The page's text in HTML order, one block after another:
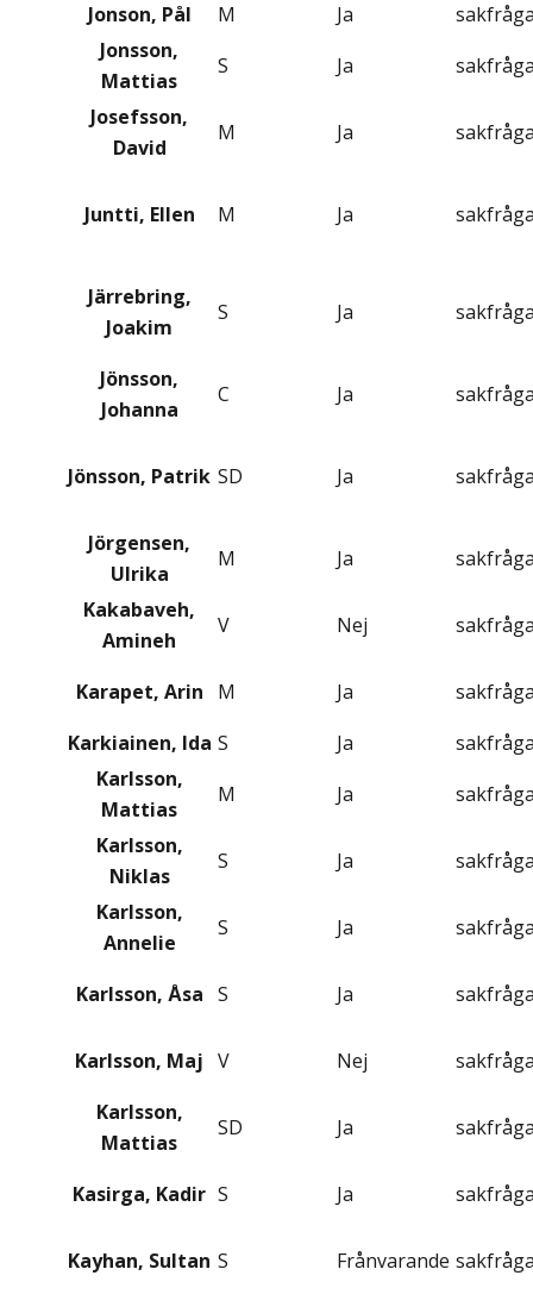
Jonson, Pål
M Ja
Jonsson,
Mattias
S Ja
Josefsson,
David
M Ja
Juntti, Ellen M Ja
Järrebring,
Joakim
S Ja
Jönsson,
Johanna
C Ja
Jönsson, Patrik SD Ja
Jörgensen,
Ulrika
M Ja
Kakabaveh,
Amineh
V Nej
Karapet, Arin M Ja
Karkiainen, Ida S Ja
Karlsson,
Mattias
M Ja
Karlsson,
Niklas
S Ja
Karlsson,
Annelie
S Ja
Karlsson, Åsa S Ja
Karlsson, Maj V Nej
Karlsson,
Mattias
SD Ja
Kasirga, Kadir S Ja
Kayhan, Sultan S Frånvarande